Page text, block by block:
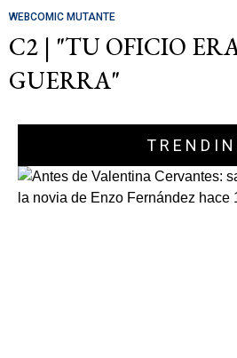
WEBCOMIC MUTANTE
C2 | "TU OFICIO
GUERRA"